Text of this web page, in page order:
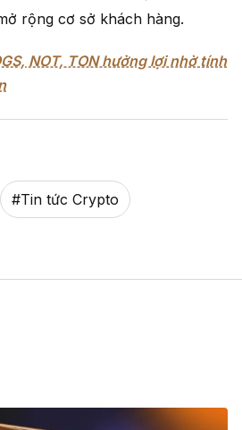
rộng cơ sở khách hàng.
NOT, TON hưởng lợi nhờ tính
#Tin tức Crypto